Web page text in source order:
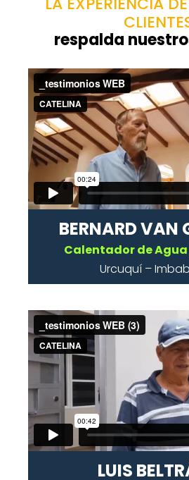
respalda
BERNARD VAN
Calentador de
Urcuquí –
LUIS